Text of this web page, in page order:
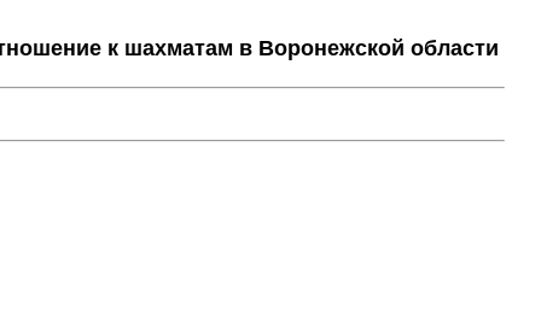
к шахматам в Воронежской области